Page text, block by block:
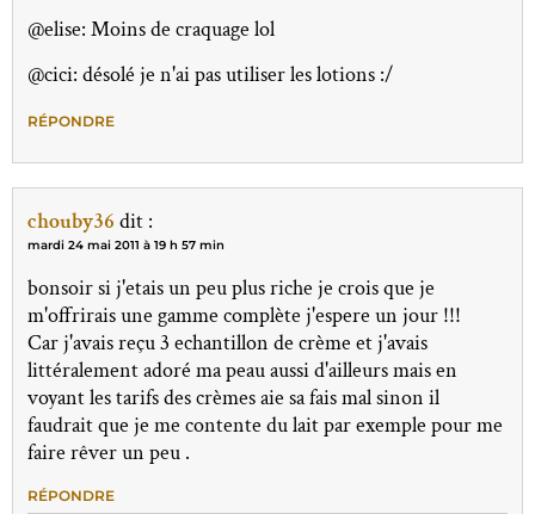
@elise: Moins de craquage lol
@cici: désolé je n'ai pas utiliser les lotions :/
RÉPONDRE
chouby36 dit :
mardi 24 mai 2011 à 19 h 57 min
bonsoir si j'etais un peu plus riche je crois que je
m'offrirais une gamme complète j'espere un jour !!!
Car j'avais reçu 3 echantillon de crème et j'avais
littéralement adoré ma peau aussi d'ailleurs mais en
voyant les tarifs des crèmes aie sa fais mal sinon il
faudrait que je me contente du lait par exemple pour me
faire rêver un peu .
RÉPONDRE